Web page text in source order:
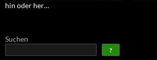
hin oder her…
Suchen
?